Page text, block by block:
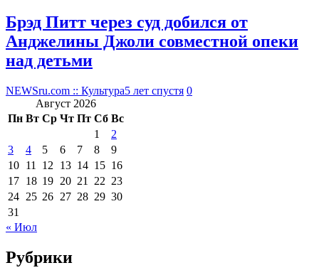
Брэд Питт через суд добился от
Анджелины Джоли совместной опеки
над детьми
NEWSru.com :: Культура5 лет спустя 0
Август 2026
Пн Вт Ср Чт Пт Сб Вс
1
2
3
4 5 6 7 8
9
10 11 12 13 14 15 16
17 18 19 20 21 22 23
24 25 26 27 28 29 30
31
« Июл
Рубрики